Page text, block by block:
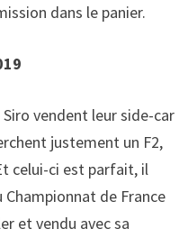
dans le panier.
vendent leur side-car
justement un F2,
celui-ci est parfait, il
de France
et vendu avec sa